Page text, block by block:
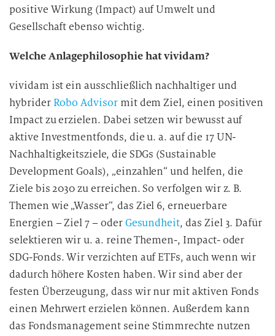
positive Wirkung (Impact) auf Umwelt und
Gesellschaft ebenso wichtig.
Welche Anlagephilosophie hat vividam?
vividam ist ein ausschließlich nachhaltiger und
hybriderRobo Advisormit dem Ziel, einen positiven
Impact zu erzielen. Dabei setzen wir bewusst auf
aktive Investmentfonds, die u. a. auf die 17 UN-
Nachhaltigkeitsziele, die SDGs (Sustainable
Development Goals), „einzahlen“ und helfen, die
Ziele bis 2030 zu erreichen. So verfolgen wir z. B.
Themen wie „Wasser“, das Ziel 6, erneuerbare
Energien – Ziel 7 – oderGesundheit, das Ziel 3. Dafür
selektieren wir u. a. reine Themen-, Impact- oder
SDG-Fonds. Wir verzichten auf ETFs, auch wenn wir
dadurch höhere Kosten haben. Wir sind aber der
festen Überzeugung, dass wir nur mit aktiven Fonds
einen Mehrwert erzielen können. Außerdem kann
das Fondsmanagement seine Stimmrechte nutzen